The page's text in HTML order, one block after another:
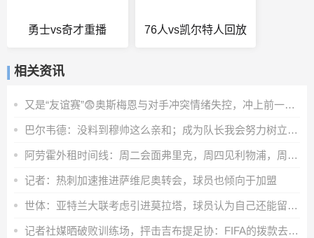
勇士vs奇才重播 76人vs凯尔特人回放
相关资讯
又是“友谊赛”😨奥斯梅恩与对手冲突情绪失控，冲上前一把推翻
巴尔韦德：没料到穆帅这么亲和；成为队长我会努力树立正向表率
阿劳霍外租时间线：周二会面弗里克，周四见利物浦，周五晚间敲定
记者：热刺加速推进萨维尼奥转会，球员也倾向于加盟
世体：亚特兰大联考虑引进莫拉塔，球员认为自己还能留在顶级联赛
记者社媒晒破败训练场，抨击吉布提足协：FIFA的拨款去哪里了？